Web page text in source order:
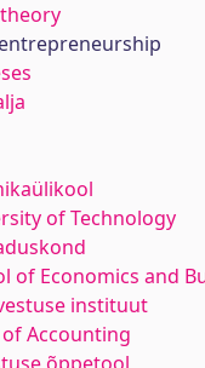
of Technology
of Economics and
instituut
Accounting